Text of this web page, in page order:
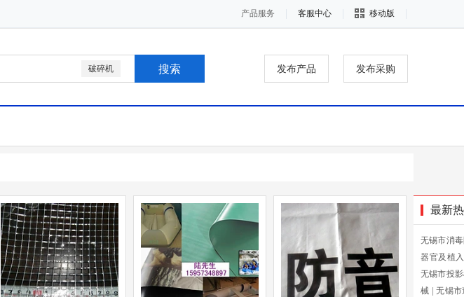
产品服务 客服中心 移动版
破碎机 发布产品 发布采购
最新
无锡市消
器官及植
无锡市投
械
无锡市